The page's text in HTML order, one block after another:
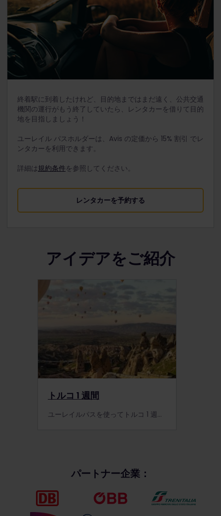
終着駅に到着したけれど、目的地まではまだ遠く、公共交通
機関の運行がもう終了していたら、レンタカーを借りて目的
地を目指しましょう！
ユーレイル パスホルダーは、Avis の定価から 15% 割引 でレ
ンタカーを利用できます。
詳細は規約条件を参照してください。
レンタカーを予約する
アイデアをご紹介
トルコ 1 週間
ユーレイルパスを使ってトルコ 1 週間の旅を楽しみましょう！7 日間でイスタンブールやパムッカレ、エフェソス、カッパドキアなどの魅力的な場所を周遊できます。
パートナー企業：